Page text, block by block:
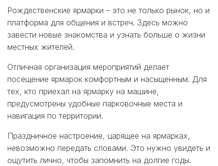
Рождественские ярмарки – это не только рынок, но и
платформа для общения и встреч. Здесь можно
завести новые знакомства и узнать больше о жизни
местных жителей.
Отличная организация мероприятий делает
посещение ярмарок комфортным и насыщенным. Для
тех, кто приехал на ярмарку на машине,
предусмотрены удобные парковочные места и
навигация по территории.
Праздничное настроение, царящее на ярмарках,
невозможно передать словами. Это нужно увидеть и
ощутить лично, чтобы запомнить на долгие годы.